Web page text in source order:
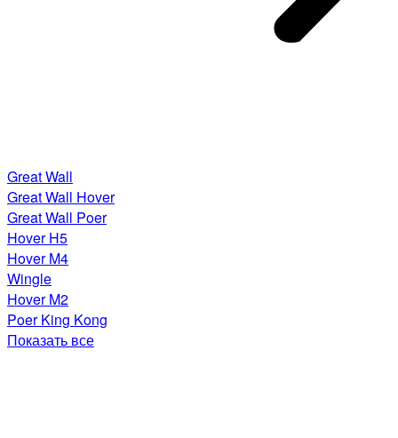
Great Wall
Great Wall Hover
Great Wall Poer
Hover H5
Hover M4
Wingle
Hover M2
Poer King Kong
Показать все